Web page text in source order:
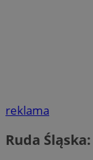
reklama
Ruda